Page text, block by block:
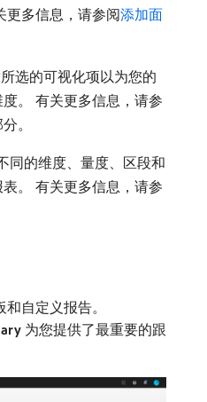
更多信息，请参阅添加面
所选的可视化项以为您的
。 有关更多信息，请参
。
同的维度、量度、区段和
。 有关更多信息，请参
自定义报告。
​为您提供了最重要的跟